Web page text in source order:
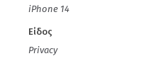
iPhone 14
Είδος
Privacy